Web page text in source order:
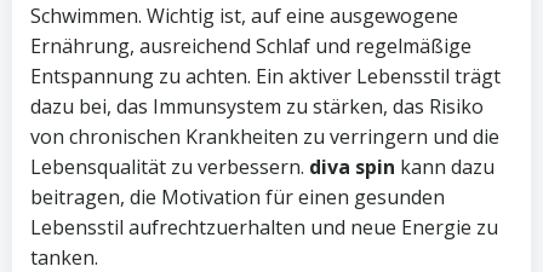
Schwimmen. Wichtig ist, auf eine ausgewogene
Ernährung, ausreichend Schlaf und regelmäßige
Entspannung zu achten. Ein aktiver Lebensstil trägt
dazu bei, das Immunsystem zu stärken, das Risiko
von chronischen Krankheiten zu verringern und die
Lebensqualität zu verbessern. diva spin kann dazu
beitragen, die Motivation für einen gesunden
Lebensstil aufrechtzuerhalten und neue Energie zu
tanken.